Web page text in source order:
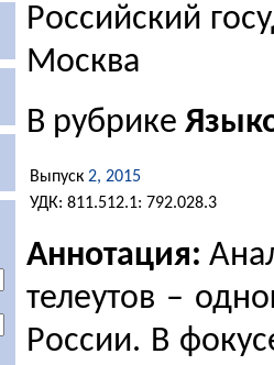
Российский
Москва
В рубрике
Выпуск 2, 2015
УДК: 811.512.1: 792.028.3
Аннотация:
телеутов –
России. В